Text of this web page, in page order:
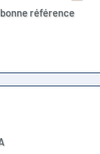
référence